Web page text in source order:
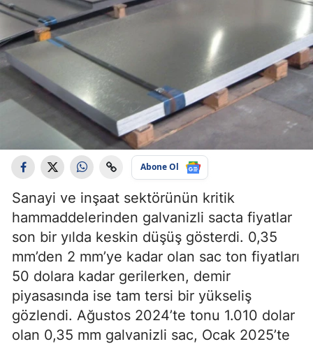
Abone Ol
Sanayi ve inşaat sektörünün kritik
hammaddelerinden galvanizli sacta fiyatlar
son bir yılda keskin düşüş gösterdi. 0,35
mm’den 2 mm’ye kadar olan sac ton fiyatları
50 dolara kadar gerilerken, demir
piyasasında ise tam tersi bir yükseliş
gözlendi. Ağustos 2024’te tonu 1.010 dolar
olan 0,35 mm galvanizli sac, Ocak 2025’te